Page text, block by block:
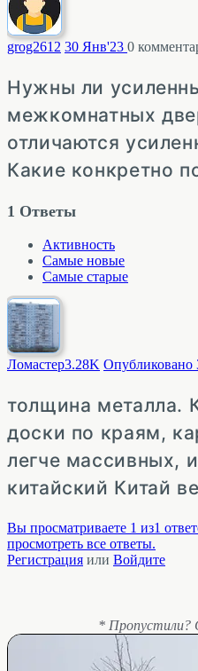
grog2612 30 Янв'23 0
Нужны ли
межкомнатных
отличаются
Какие конкретно
1 Ответы
Активность
Самые новые
Самые старые
Ломастер3.28K Опубликовано
толщина металла.
доски по краям,
легче массивных,
китайский Китай
Вы просматриваете 1 из1
просмотреть все ответы.
Регистрация или Войдите
* Пропустили?